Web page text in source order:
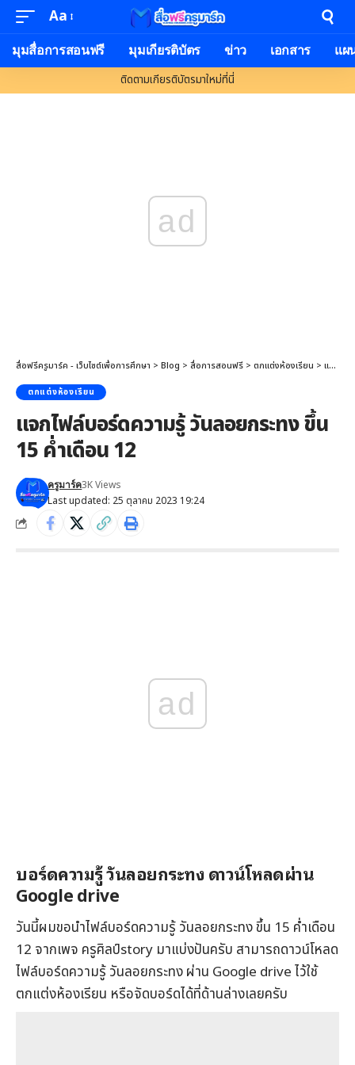
Font
Resizer
Aa
มุมสื่อการสอนฟรี มุมเกียรติบัตร ข่าว เอกสาร แผ
ติดตามเกียรติบัตรมาใหม่ที่นี่
ad
สื่อฟรีครูมาร์ค - เว็บไซต์เพื่อการศึกษา > Blog > สื่อการสอนฟรี > ตกแต่งห้องเรียน > แจกไฟล์บอร์ดความรู้ วันลอยกระทง ขึ้น 15 ค่ำเดือน 12
ตกแต่งห้องเรียน
แจกไฟล์บอร์ดความรู้ วันลอยกระทง ขึ้น
15 ค่ำเดือน 12
Last updated: 25 ตุลาคม 2023 19:24
ครูมาร์ค3K Views
ad
บอร์ดความรู้ วันลอยกระทง ดาวน์โหลดผ่าน
Google drive
วันนี้ผมขอนำไฟล์บอร์ดความรู้ วันลอยกระทง ขึ้น 15 ค่ำเดือน
12 จากเพจ ครูศิลป์story มาแบ่งปันครับ สามารถดาวน์โหลด
ไฟล์บอร์ดความรู้ วันลอยกระทง ผ่าน Google drive ไว้ใช้
ตกแต่งห้องเรียน หรือจัดบอร์ดได้ที่ด้านล่างเลยครับ